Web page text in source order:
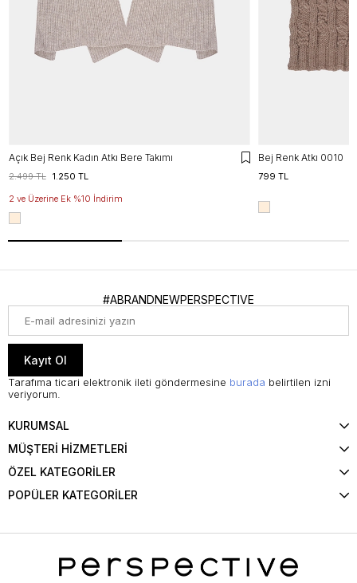
Açık Bej Renk Kadın Atkı Bere Takımı
1.250 TL
2.499 TL
2 ve Üzerine Ek %10 İndirim
Bej Renk Atkı 0010
799 TL
#ABRANDNEWPERSPECTIVE
Kayıt Ol
Tarafıma ticari elektronik ileti göndermesine burada belirtilen izni
veriyorum.
KURUMSAL
MÜŞTERİ HİZMETLERİ
ÖZEL KATEGORİLER
POPÜLER KATEGORİLER